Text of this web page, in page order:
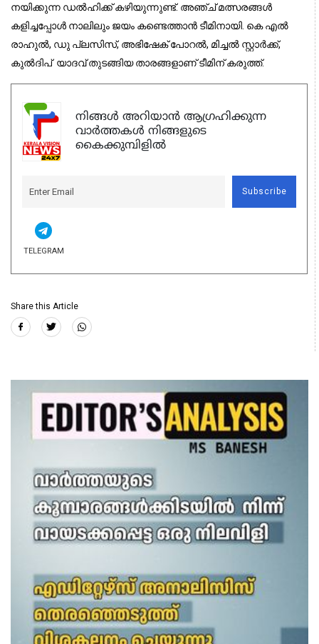
നയിക്കുന്ന ഡൽഹിക്ക് കഴിയുന്നുണ്ട്. അഞ്ച് മത്സരങ്ങൾ
കളിച്ചപ്പോൾ നാലിലും ജയം കണ്ടെത്താൻ ടീമിനായി. കെ എൽ
രാഹുൽ, ഡു പ്ലസിസ്, അഭിഷേക് പോറൽ, മിച്ചൽ സ്റ്റാർക്ക്,
കുൽദിപ് യാദവ് തുടങ്ങിയ താരങ്ങളാണ് ടീമിന് കരുത്ത്.
നിങ്ങൾ അറിയാൻ ആഗ്രഹിക്കുന്ന
വാർത്തകൾ നിങ്ങളുടെ
കൈക്കുമ്പിളിൽ
Subscribe
TELEGRAM
Share this Article